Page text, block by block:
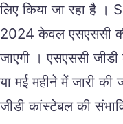
लिए किया जा रहा है
2024 केवल एसएससी
जाएगी । एसएससी
या मई महीने में जारी
जीडी कांस्टेबल की